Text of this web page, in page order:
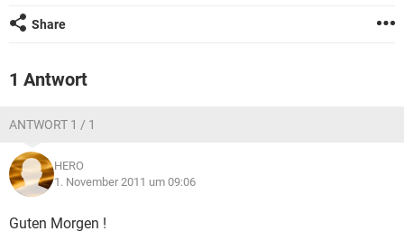
Share
1 Antwort
ANTWORT 1 / 1
HERO
1. November 2011 um 09:06
Guten Morgen !